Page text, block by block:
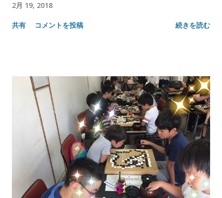
2月 19, 2018
共有 コメントを投稿 続きを読む